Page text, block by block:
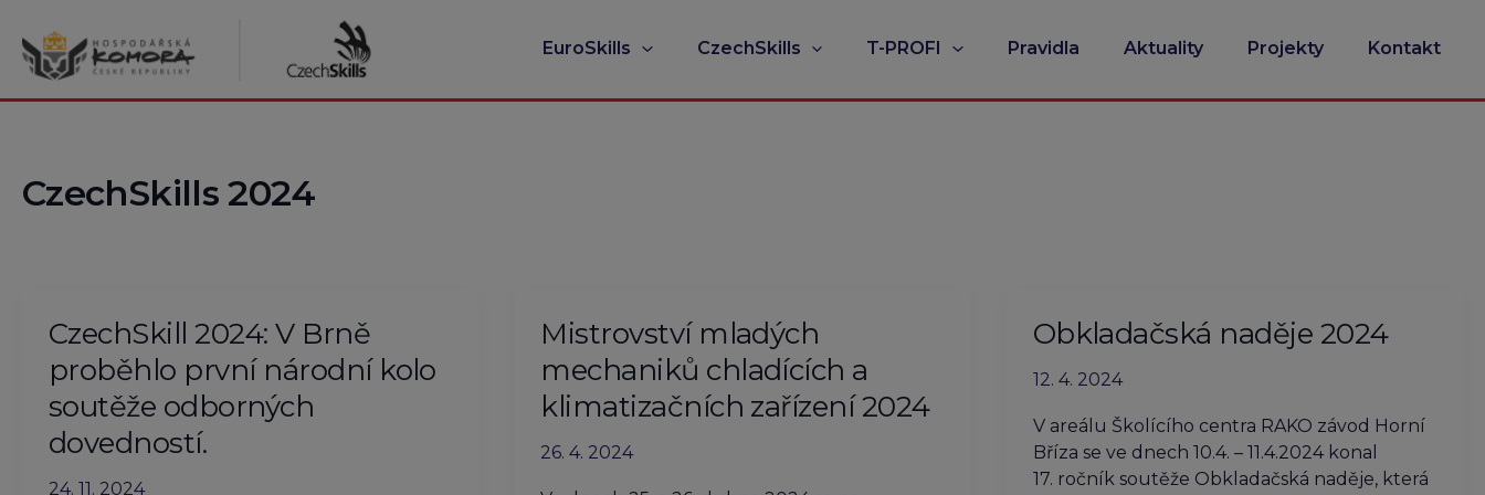
obsah
EuroSkills CzechSkills T-PROFI Pravidla Aktuality Projekty Kontakt
CzechSkills 2024
CzechSkill 2024: V Brně
proběhlo první národní kolo
soutěže odborných
dovedností.
24. 11. 2024
Mistrovství mladých
mechaniků chladících a
klimatizačních zařízení 2024
26. 4. 2024
Obkladačská naděje 2024
12. 4. 2024
V areálu Školícího centra RAKO závod Horní
Bříza se ve dnech 10.4. – 11.4.2024 konal
17. ročník soutěže Obkladačská naděje, která